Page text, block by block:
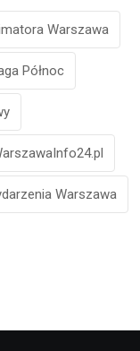
Warszawa
Północ
Warszawa